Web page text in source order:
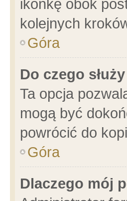
ikonkę obok
kolejnych
Góra
Do czego
Ta opcja
mogą być
powrócić do
Góra
Dlaczego mój